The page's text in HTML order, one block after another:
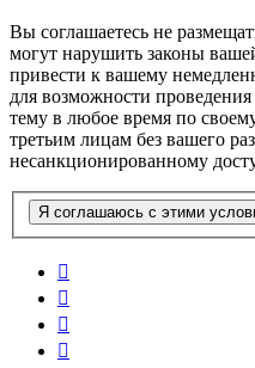
Вы соглашаетесь не
могут нарушить законы
привести к вашему
для возможности
тему в любое время по
третьим лицам без вашего
несанкционированному